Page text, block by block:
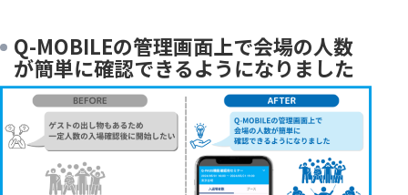
Q-MOBILEの管理画面上で会場の人数
が簡単に確認できるようになりました